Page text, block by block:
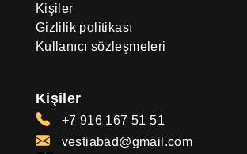
Kişiler
Gizlilik politikası
Kullanıcı sözleşmeleri
Kişiler
+7 916 167 51 51
vestiabad@gmail.com